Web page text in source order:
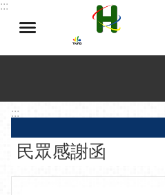
跳到主要內容區塊
:::
:::
民眾感謝函